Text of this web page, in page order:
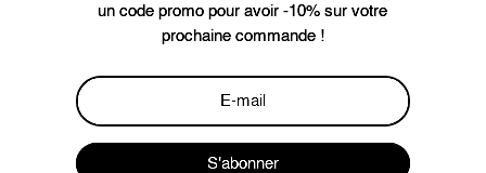
un code promo pour avoir -10% sur votre
prochaine commande !
S'abonner